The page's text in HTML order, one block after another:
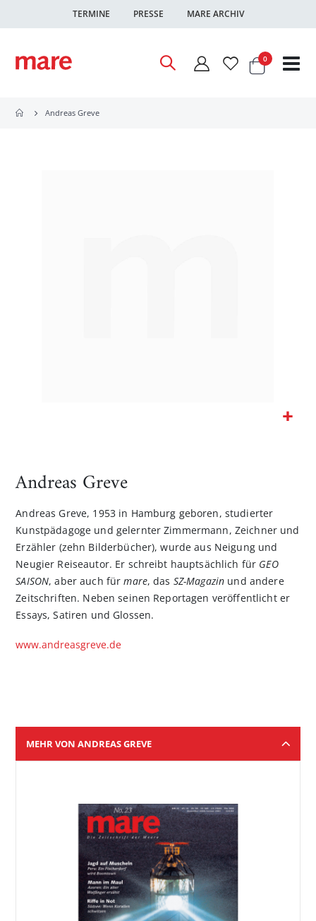
TERMINE PRESSE MARE ARCHIV
Warenkorb
0Artikel
Andreas Greve
Bildgalerie
Andreas Greve
Andreas Greve, 1953 in Hamburg geboren, studierter
Kunstpädagoge und gelernter Zimmermann, Zeichner und
Erzähler (zehn Bilderbücher), wurde aus Neigung und
Neugier Reiseautor. Er schreibt hauptsächlich für GEO
SAISON, aber auch fürmare, das SZ-Magazin und andere
Zeitschriften. Neben seinen Reportagen veröffentlicht er
Essays, Satiren und Glossen.
www.andreasgreve.de
MEHR VON ANDREAS GREVE